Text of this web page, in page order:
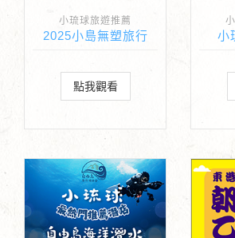
小琉球旅遊推薦
2025小島無塑旅行
點我觀看
小